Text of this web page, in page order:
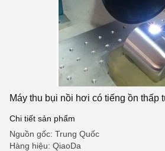
Máy thu bụi nồi hơi có tiếng ồn thấp
Chi tiết sản phẩm
Nguồn gốc: Trung Quốc
Hàng hiệu: QiaoDa